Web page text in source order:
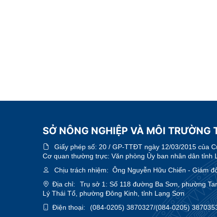
SỞ NÔNG NGHIỆP VÀ MÔI TRƯỜNG
Giấy phép số: 20 / GP-TTĐT ngày 12/03/2015 của
Cơ quan thường trực: Văn phòng Ủy ban nhân dân tỉnh
Chịu trách nhiệm: Ông Nguyễn Hữu Chiến - Giám
Địa chỉ:
Trụ sở 1: Số 118 đường Ba Sơn, phường
Lý Thái Tổ, phường Đông Kinh, tỉnh Lạng Sơn
Điện thoại:
(084-0205) 3870327/(084-0205)